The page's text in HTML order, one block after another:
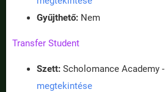
Gyűjthető: Nem
Transfer Student
Szett: Scholomance Academy -
megtekintése